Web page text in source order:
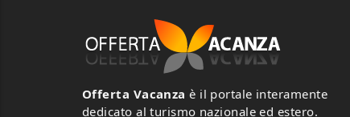
Offerta Vacanza è il portale interamente
dedicato al turismo nazionale ed estero.